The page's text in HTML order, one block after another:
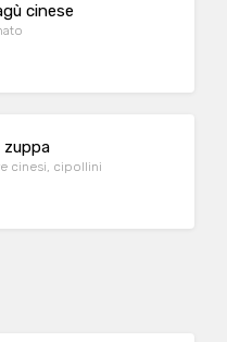
cinese
zuppa
cinesi, cipollini